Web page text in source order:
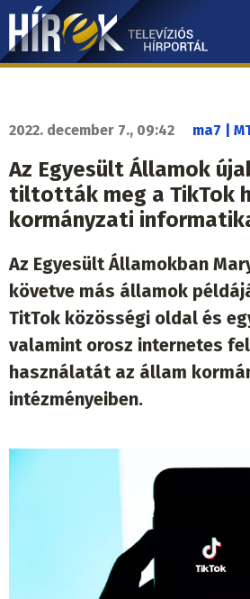
Ugrás
tartalomra
Hírek.sk
2022. december 7., 09:42 ma7 |
Az Egyesült Államok
tiltották meg a TikTok
kormányzati
Az Egyesült Államokban
követve más államok
TitTok közösségi oldal és
valamint orosz internetes
használatát az állam
intézményeiben.